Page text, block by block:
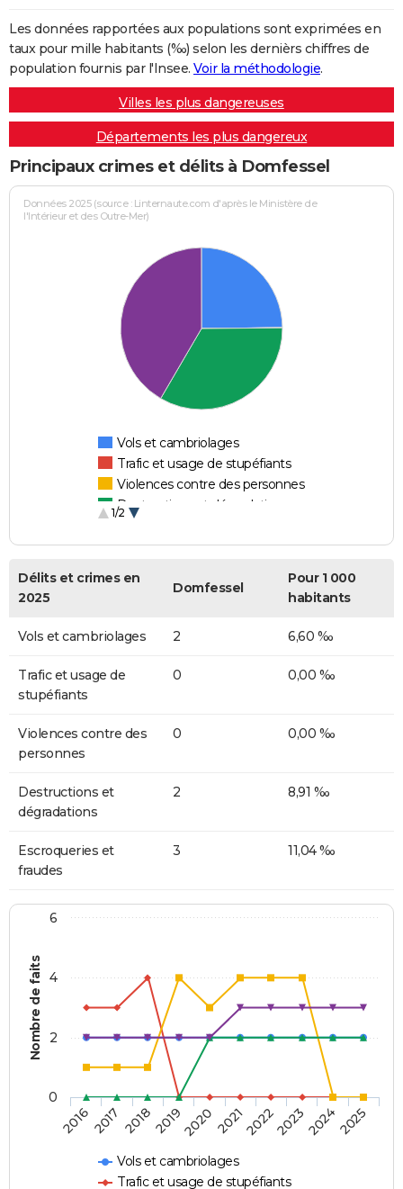
Les données rapportées aux populations sont exprimées en
taux pour mille habitants (‰) selon les dernièrs chiffres de
population fournis par l'Insee. Voir la méthodologie.
Villes les plus dangereuses
Départements les plus dangereux
Principaux crimes et délits à Domfessel
Données 2025 (source : Linternaute.com d'après le Ministère de
l'Intérieur et des Outre-Mer)
Vols et cambriolages
Trafic et usage de stupéfiants
Violences contre des personnes
Destructions et dégradations
1/2
Délits et crimes en
2025
Domfessel
Pour 1 000
habitants
Vols et cambriolages 2 6,60 ‰
Trafic et usage de
stupéfiants
0 0,00 ‰
Violences contre des
personnes
0 0,00 ‰
Destructions et
dégradations
2 8,91 ‰
Escroqueries et
fraudes
3 11,04 ‰
Nombre de faits
Vols et cambriolages
Trafic et usage de stupéfiants
20162017 20182019202020212022202320242025
0
2
4
6